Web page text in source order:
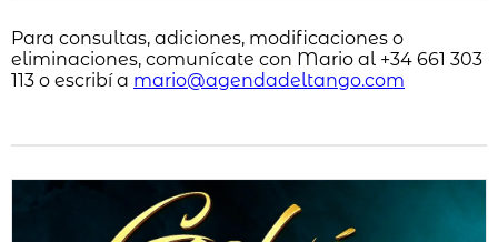
Para consultas, adiciones, modificaciones o
eliminaciones, comunícate con Mario al +34 661 303
113 o escribí a mario@agendadeltango.com